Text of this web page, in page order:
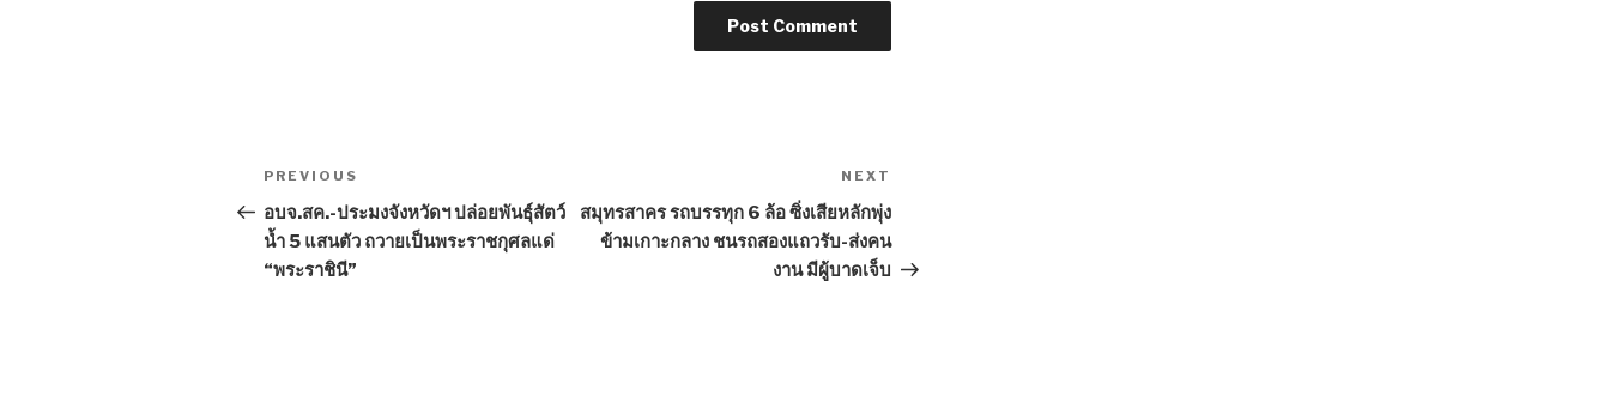
Post
navigation
Previous
Post
PREVIOUS
อบจ.สค.-ประมงจังหวัดฯ ปล่อยพันธุ์สัตว์
น้ำ 5 แสนตัว ถวายเป็นพระราชกุศลแด่
“พระราชินี”
NEXT
สมุทรสาคร รถบรรทุก 6 ล้อ ซิ่งเสียหลักพุ่ง
ข้ามเกาะกลาง ชนรถสองแถวรับ-ส่งคน
งาน มีผู้บาดเจ็บ